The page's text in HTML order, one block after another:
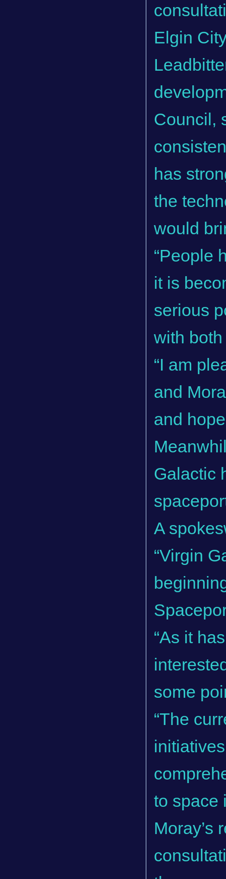
Elgin
Council,
has
the
would
“People
it is
serious
with
“I am
and
and
Galactic
A
“Virgin
“As it
some
“The
to space
Moray’s